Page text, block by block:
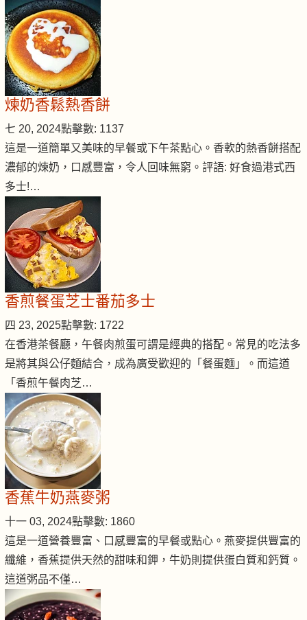
煉奶香鬆熱香餅
七 20, 2024點擊數: 1137
這是一道簡單又美味的早餐或下午茶點心。香軟的熱香餅搭配
濃郁的煉奶，口感豐富，令人回味無窮。評語: 好食過港式西
多士!…
香煎餐蛋芝士番茄多士
四 23, 2025點擊數: 1722
在香港茶餐廳，午餐肉煎蛋可謂是經典的搭配。常見的吃法多
是將其與公仔麵結合，成為廣受歡迎的「餐蛋麵」。而這道
「香煎午餐肉芝…
香蕉牛奶燕麥粥
十一 03, 2024點擊數: 1860
這是一道營養豐富、口感豐富的早餐或點心。燕麥提供豐富的
纖維，香蕉提供天然的甜味和鉀，牛奶則提供蛋白質和鈣質。
這道粥品不僅…